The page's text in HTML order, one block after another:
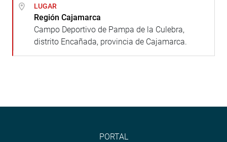
LUGAR
Región Cajamarca
Campo Deportivo de Pampa de la Culebra,
distrito Encañada, provincia de Cajamarca.
PORTAL